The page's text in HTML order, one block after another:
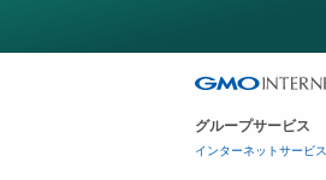
グループサービス
インターネットサービス